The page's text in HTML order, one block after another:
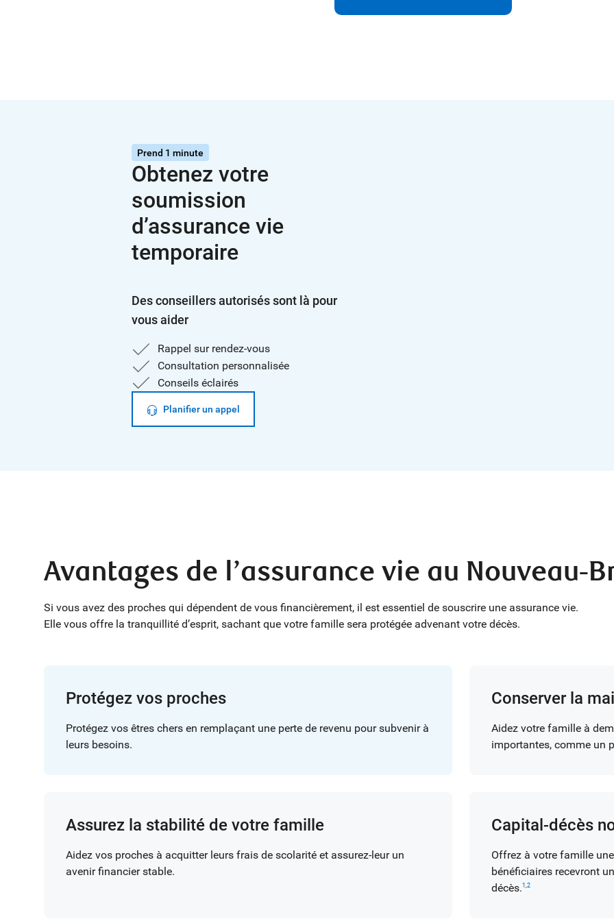
Prend 1 minute
Obtenez votre
soumission
d’assurance vie
temporaire
Des conseillers autorisés sont là pour
vous aider
Rappel sur rendez-vous
Consultation personnalisée
Conseils éclairés
Planifier un appel
Avantages de l’assurance vie au Nouveau-
Si vous avez des proches qui dépendent de vous financièrement, il est essentiel de souscrire une assurance vie.
Elle vous offre la tranquillité d’esprit, sachant que votre famille sera protégée advenant votre décès.
Protégez vos proches
Protégez vos êtres chers en remplaçant une perte de revenu pour subvenir à
leurs besoins.
Conserver la
Aidez votre famille à
importantes, comme un
Assurez la stabilité de votre famille
Aidez vos proches à acquitter leurs frais de scolarité et assurez-leur un
avenir financier stable.
Capital-décès
Offrez à votre famille
bénéficiaires recevront
décès.1 ,2